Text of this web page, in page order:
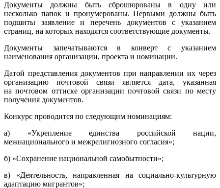
Документы должны быть сброшюрованы в одну или
несколько папок и пронумерованы. Первыми должны быть
подшиты заявление и перечень документов с указанием
страниц, на которых находятся соответствующие документы.
Документы запечатываются в конверт с указанием
наименования организации, проекта и номинации.
Датой представления документов при направлении их через
организацию почтовой связи является дата, указанная
на почтовом оттиске организации почтовой связи по месту
получения документов.
Конкурс проводится по следующим номинациям:
а) «Укрепление единства российской нации,
межнационального и межрелигиозного согласия»;
б) «Сохранение национальной самобытности»;
в) «Деятельность, направленная на социально-культурную
адаптацию мигрантов»;